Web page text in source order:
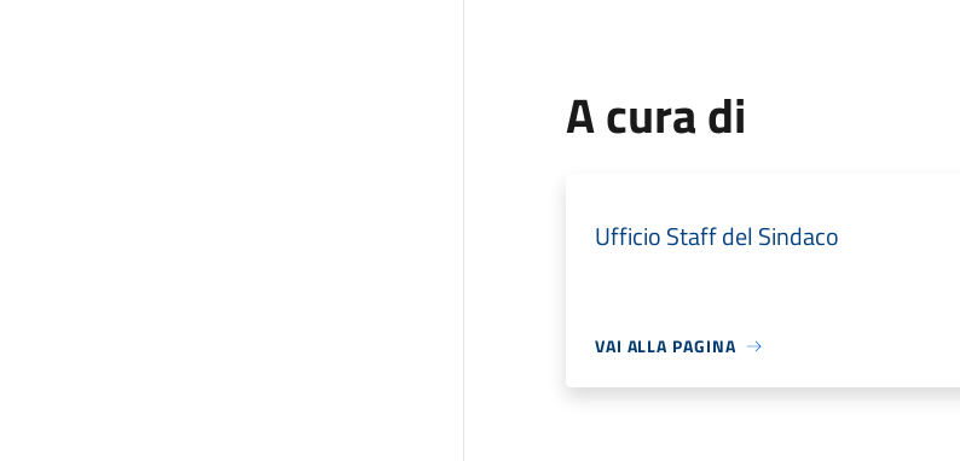
A cura di
Ufficio Staff del Sindaco
VAI ALLA PAGINA